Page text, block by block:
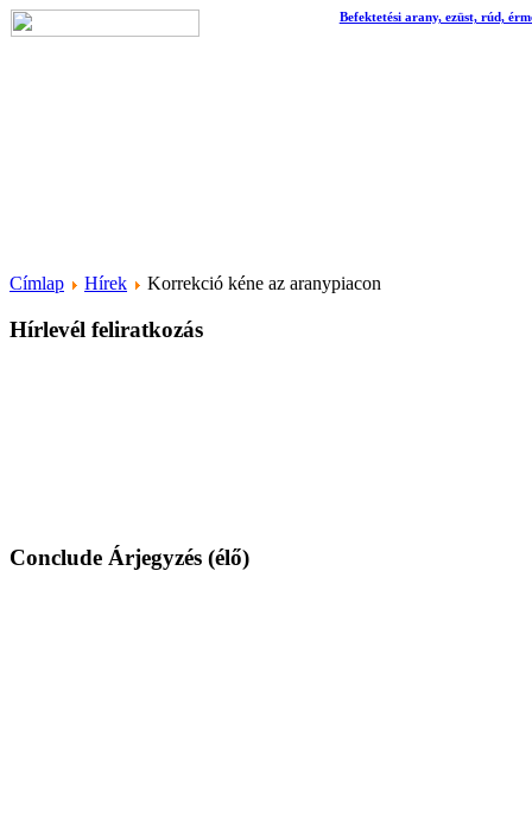
Befektetési arany, ezüst, rúd,
Címlap Hírek Korrekció kéne az aranypiacon
Hírlevél feliratkozás
Conclude Árjegyzés (élő)